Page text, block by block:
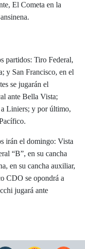
El Cometa en la
partidos: Tiro Federal,
y San Francisco, en el
se jugarán el
ante Bella Vista;
a Liniers; y por último,
irán el domingo: Vista
“B”, en su cancha
en su cancha auxiliar,
CDO se opondrá a
jugará ante